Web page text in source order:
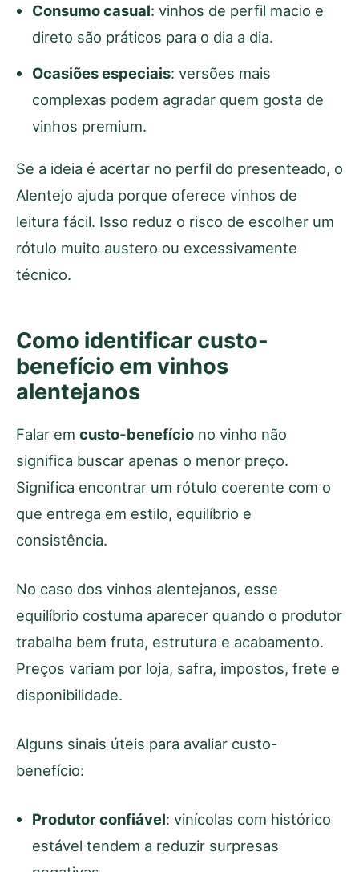
Consumo casual: vinhos de perfil macio e
direto são práticos para o dia a dia.
Ocasiões especiais: versões mais
complexas podem agradar quem gosta de
vinhos premium.
Se a ideia é acertar no perfil do presenteado, o
Alentejo ajuda porque oferece vinhos de
leitura fácil. Isso reduz o risco de escolher um
rótulo muito austero ou excessivamente
técnico.
Como identificar custo-
benefício em vinhos
alentejanos
Falar em custo-benefício no vinho não
significa buscar apenas o menor preço.
Significa encontrar um rótulo coerente com o
que entrega em estilo, equilíbrio e
consistência.
No caso dos vinhos alentejanos, esse
equilíbrio costuma aparecer quando o produtor
trabalha bem fruta, estrutura e acabamento.
Preços variam por loja, safra, impostos, frete e
disponibilidade.
Alguns sinais úteis para avaliar custo-
benefício:
Produtor confiável: vinícolas com histórico
estável tendem a reduzir surpresas